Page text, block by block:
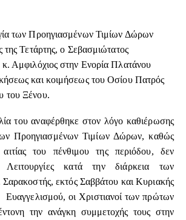
των Προηγιασμένων Τιμίων Δώρων
της Τετάρτης, ο Σεβασμιώτατος
Αμφιλόχιος στην Ενορία Πλατάνου
και κοιμήσεως του Οσίου Πατρός
του Ξένου.
του αναφέρθηκε στον λόγο καθιέρωσης
Προηγιασμένων Τιμίων Δώρων, καθώς
του πένθιμου της περιόδου, δεν
Λειτουργίες κατά την διάρκεια των
εκτός Σαββάτου και Κυριακής
Ευαγγελισμού, οι Χριστιανοί των πρώτων
την ανάγκη συμμετοχής τους στην